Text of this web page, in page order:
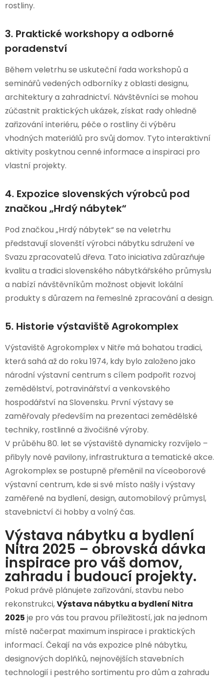
rostliny.
3. Praktické workshopy a odborné
poradenství
Během veletrhu se uskuteční řada workshopů a
seminářů vedených odborníky z oblasti designu,
architektury a zahradnictví. Návštěvníci se mohou
zúčastnit praktických ukázek, získat rady ohledně
zařizování interiéru, péče o rostliny či výběru
vhodných materiálů pro svůj domov. Tyto interaktivní
aktivity poskytnou cenné informace a inspiraci pro
vlastní projekty.
4. Expozice slovenských výrobců pod
značkou „Hrdý nábytek“
Pod značkou „Hrdý nábytek“ se na veletrhu
představují slovenští výrobci nábytku sdružení ve
Svazu zpracovatelů dřeva. Tato iniciativa zdůrazňuje
kvalitu a tradici slovenského nábytkářského průmyslu
a nabízí návštěvníkům možnost objevit lokální
produkty s důrazem na řemeslné zpracování a design.
5. Historie výstaviště Agrokomplex
Výstaviště Agrokomplex v Nitře má bohatou tradici,
která sahá až do roku 1974, kdy bylo založeno jako
národní výstavní centrum s cílem podpořit rozvoj
zemědělství, potravinářství a venkovského
hospodářství na Slovensku. První výstavy se
zaměřovaly především na prezentaci zemědělské
techniky, rostlinné a živočišné výroby.
V průběhu 80. let se výstaviště dynamicky rozvíjelo –
přibyly nové pavilony, infrastruktura a tematické akce.
Agrokomplex se postupně přeměnil na víceoborové
výstavní centrum, kde si své místo našly i výstavy
zaměřené na bydlení, design, automobilový průmysl,
stavebnictví či hobby a volný čas.
Výstava nábytku a bydlení
Nitra 2025​ – obrovská dávka
inspirace pro váš domov,
zahradu i budoucí projekty.
Pokud právě plánujete zařizování, stavbu nebo
rekonstrukci,Výstava nábytku a bydlení Nitra
2025 je pro vás tou pravou příležitostí, jak na jednom
místě načerpat maximum inspirace i praktických
informací. Čekají na vás expozice plné nábytku,
designových doplňků, nejnovějších stavebních
technologií i pestrého sortimentu pro dům a zahradu